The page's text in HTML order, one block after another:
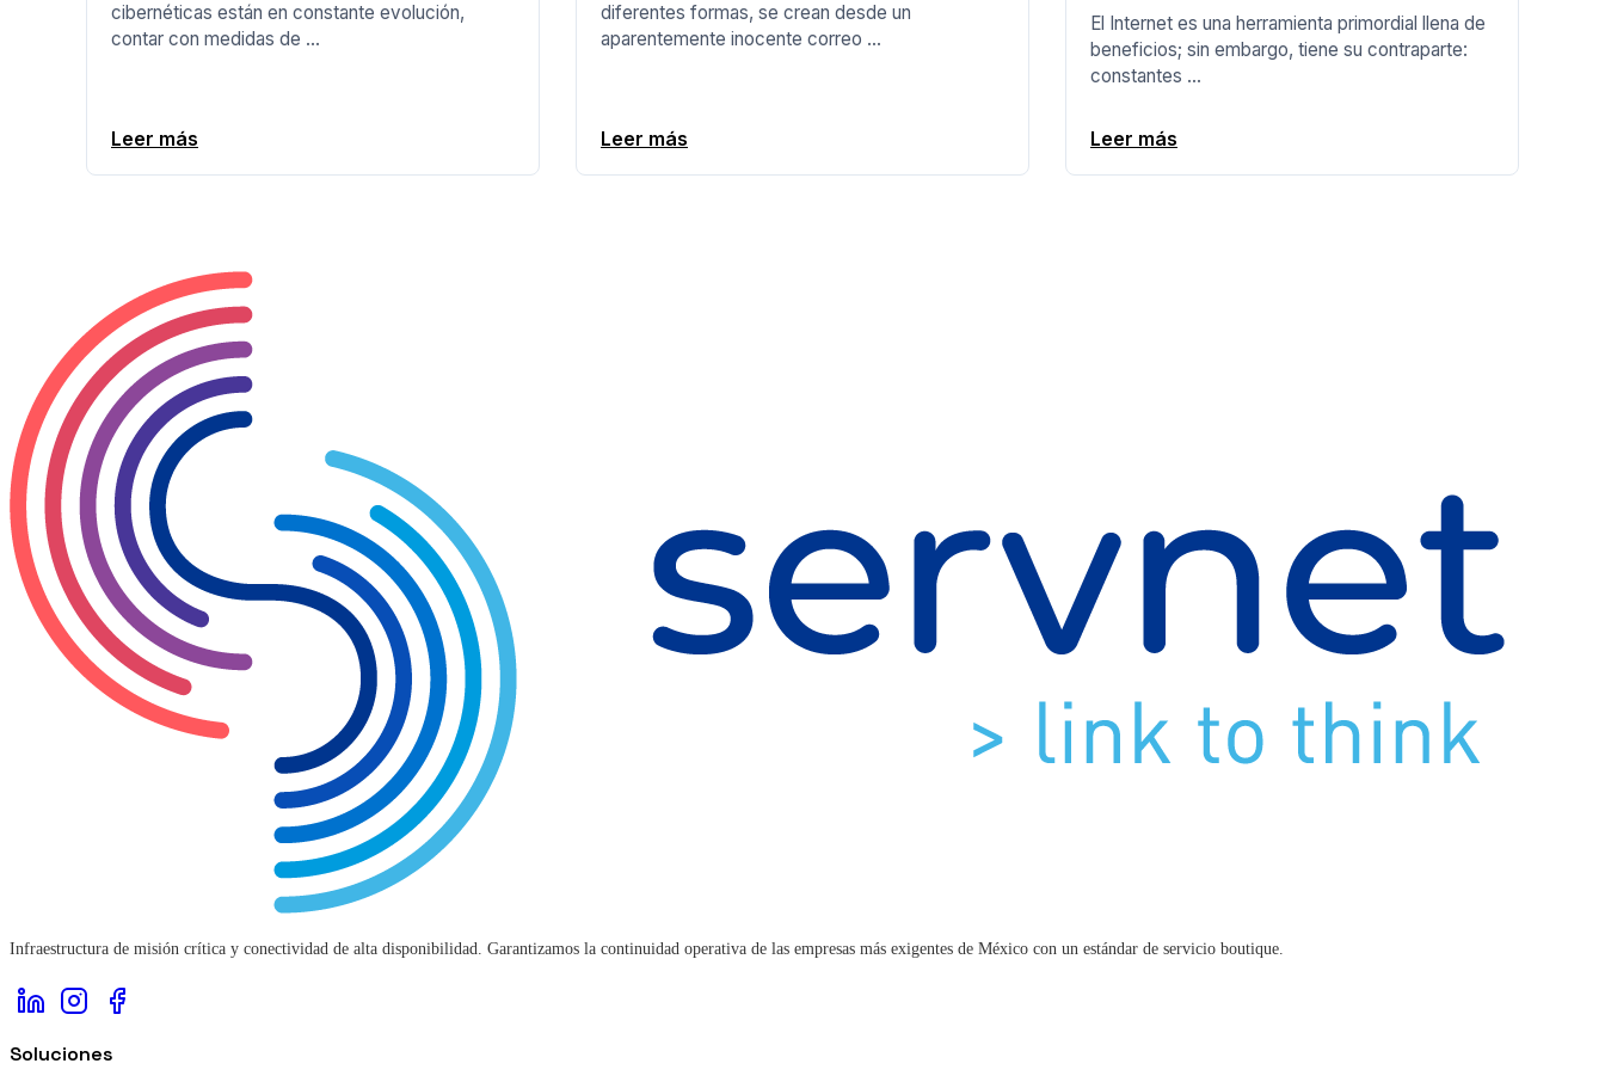
cibernéticas están en constante evolución,
contar con medidas de ...
Leer más
diferentes formas, se crean desde un
aparentemente inocente correo ...
Leer más
El Internet es una herramienta primordial llena de
beneficios; sin embargo, tiene su contraparte:
constantes ...
Leer más
Infraestructura de misión crítica y conectividad de alta disponibilidad. Garantizamos la continuidad operativa de las empresas más exigentes de México con un estándar de servicio boutique.
Soluciones